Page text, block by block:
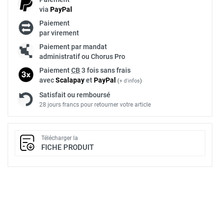
via PayPal
Paiement
par virement
Paiement par mandat
administratif ou Chorus Pro
PaiementCB 3 fois sans frais
avecScalapayetPayPal (+ d'infos)
Satisfait ou remboursé
28 jours francs pour retourner votre article
Télécharger la
FICHE PRODUIT